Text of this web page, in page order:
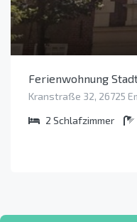
Ferienwohnung
Kranstraße 32, 26725
2 Schlafzimmer